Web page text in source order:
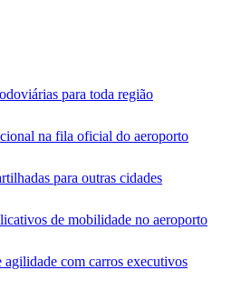
para toda região
na fila oficial do aeroporto
para outras cidades
de mobilidade no aeroporto
agilidade com carros executivos